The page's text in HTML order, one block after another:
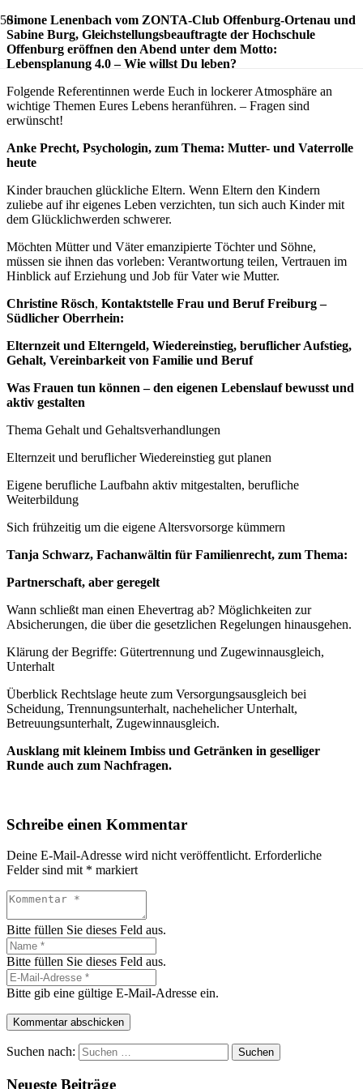
Simone Lenenbach vom ZONTA-Club Offenburg-Ortenau und
Sabine Burg, Gleichstellungsbeauftragte der Hochschule
Offenburg eröffnen den Abend unter dem Motto:
Lebensplanung 4.0 – Wie willst Du leben?
Folgende Referentinnen werde Euch in lockerer Atmosphäre an
wichtige Themen Eures Lebens heranführen. – Fragen sind
erwünscht!
Anke Precht, Psychologin, zum Thema: Mutter- und Vaterrolle
heute
Kinder brauchen glückliche Eltern. Wenn Eltern den Kindern
zuliebe auf ihr eigenes Leben verzichten, tun sich auch Kinder mit
dem Glücklichwerden schwerer.
Möchten Mütter und Väter emanzipierte Töchter und Söhne,
müssen sie ihnen das vorleben: Verantwortung teilen, Vertrauen im
Hinblick auf Erziehung und Job für Vater wie Mutter.
Christine Rösch, Kontaktstelle Frau und Beruf Freiburg –
Südlicher Oberrhein:
Elternzeit und Elterngeld, Wiedereinstieg, beruflicher Aufstieg,
Gehalt, Vereinbarkeit von Familie und Beruf
Was Frauen tun können – den eigenen Lebenslauf bewusst und
aktiv gestalten
Thema Gehalt und Gehaltsverhandlungen
Elternzeit und beruflicher Wiedereinstieg gut planen
Eigene berufliche Laufbahn aktiv mitgestalten, berufliche
Weiterbildung
Sich frühzeitig um die eigene Altersvorsorge kümmern
Tanja Schwarz, Fachanwältin für Familienrecht, zum Thema:
Partnerschaft, aber geregelt
Wann schließt man einen Ehevertrag ab? Möglichkeiten zur
Absicherungen, die über die gesetzlichen Regelungen hinausgehen.
Klärung der Begriffe: Gütertrennung und Zugewinnausgleich,
Unterhalt
Überblick Rechtslage heute zum Versorgungsausgleich bei
Scheidung, Trennungsunterhalt, nachehelicher Unterhalt,
Betreuungsunterhalt, Zugewinnausgleich.
Ausklang mit kleinem Imbiss und Getränken in geselliger
Runde auch zum Nachfragen.
Schreibe einen Kommentar
Deine E-Mail-Adresse wird nicht veröffentlicht. Erforderliche
Felder sind mit * markiert
Bitte füllen Sie dieses Feld aus.
Bitte füllen Sie dieses Feld aus.
Bitte gib eine gültige E-Mail-Adresse ein.
Kommentar abschicken
Suchen nach:
Neueste Beiträge